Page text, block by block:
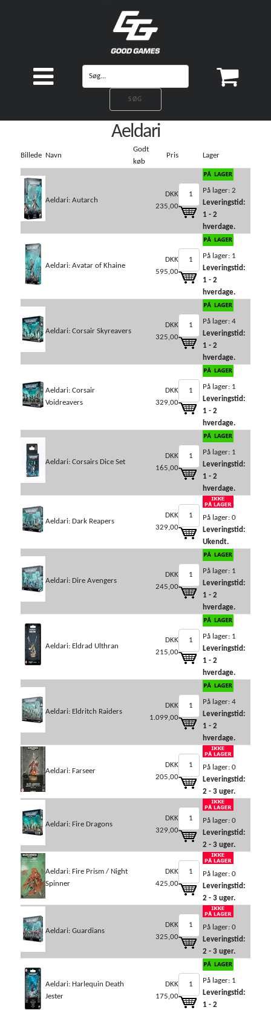
Aeldari
Billede Navn
Godt
køb
Pris Lager
Aeldari: Autarch
DKK
235,00
På lager: 2
Leveringstid:
1 - 2
hverdage.
Aeldari: Avatar of Khaine
DKK
595,00
På lager: 1
Leveringstid:
1 - 2
hverdage.
Aeldari: Corsair Skyreavers
DKK
325,00
På lager: 4
Leveringstid:
1 - 2
hverdage.
Aeldari: Corsair
Voidreavers
DKK
329,00
På lager: 1
Leveringstid:
1 - 2
hverdage.
Aeldari: Corsairs Dice Set
DKK
165,00
På lager: 1
Leveringstid:
1 - 2
hverdage.
Aeldari: Dark Reapers
DKK
329,00
På lager: 0
Leveringstid:
Ukendt.
Aeldari: Dire Avengers
DKK
245,00
På lager: 1
Leveringstid:
1 - 2
hverdage.
Aeldari: Eldrad Ulthran
DKK
215,00
På lager: 1
Leveringstid:
1 - 2
hverdage.
Aeldari: Eldritch Raiders
DKK
1.099,00
På lager: 4
Leveringstid:
1 - 2
hverdage.
Aeldari: Farseer
DKK
205,00
På lager: 0
Leveringstid:
2 - 3 uger.
Aeldari: Fire Dragons
DKK
329,00
På lager: 0
Leveringstid:
2 - 3 uger.
Aeldari: Fire Prism / Night
Spinner
DKK
425,00
På lager: 0
Leveringstid:
2 - 3 uger.
Aeldari: Guardians
DKK
325,00
På lager: 0
Leveringstid:
2 - 3 uger.
Aeldari: Harlequin Death
Jester
DKK
175,00
På lager: 1
Leveringstid:
1 - 2